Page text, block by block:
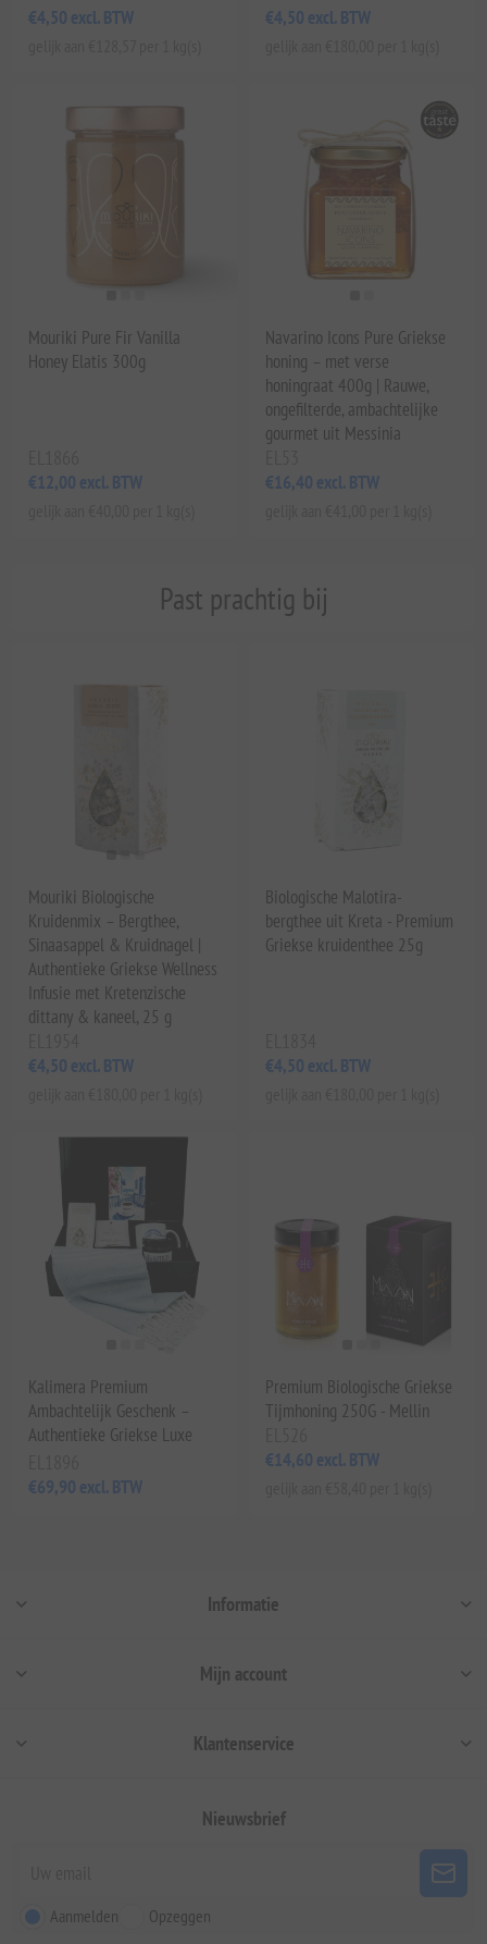
€4,50 excl. BTW €4,50 excl. BTW
Mouriki Pure Fir Vanilla
Honey Elatis 300g
€12,00 excl. BTW
Navarino Icons Pure Griekse
honing – met verse
honingraat 400g | Rauwe,
ongefilterde, ambachtelijke
gourmet uit Messinia
€16,40 excl. BTW
Past prachtig bij
Mouriki Biologische
Kruidenmix – Bergthee,
Sinaasappel & Kruidnagel |
Authentieke Griekse Wellness
Infusie met Kretenzische
dittany & kaneel, 25 g
€4,50 excl. BTW
Biologische Malotira-
bergthee uit Kreta - Premium
Griekse kruidenthee 25g
€4,50 excl. BTW
Kalimera Premium
Ambachtelijk Geschenk –
Authentieke Griekse Luxe
€69,90 excl. BTW
Premium Biologische Griekse
Tijmhoning 250G - Mellin
€14,60 excl. BTW
Informatie
Mijn account
Klantenservice
Nieuwsbrief
Aanmelden Opzeggen